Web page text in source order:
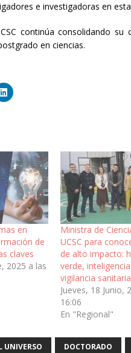
e investigadoras en
continúa consolidando
en ciencias.
en
de
claves
2025 a las
Ministra de
UCSC para
de alto impacto:
verde,
vigilancia sanitaria
Jueves, 18 Junio,
16:06
En "Regional"
UNIVERSO DOCTORADO